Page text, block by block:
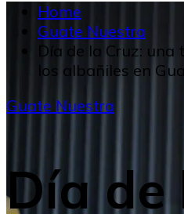
Home
Guate Nuestra
Día de la Cruz:
los albañiles en
Guate Nuestra
Día de